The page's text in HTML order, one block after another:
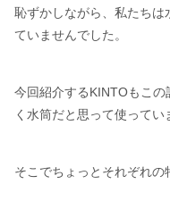
恥ずかしながら、私たちは
ていませんでした。
今回紹介するKINTOもこ
く水筒だと思って使ってい
そこでちょっとそれぞれの